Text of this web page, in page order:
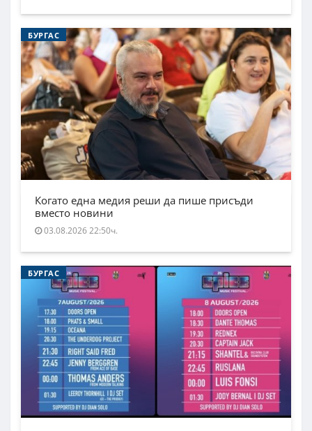
БУРГАС
Когато една медия реши да пише присъди
вместо новини
03.08.2026 22:50ч.
БУРГАС